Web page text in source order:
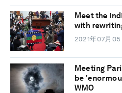
Meet the
with
2021年07月05
Meeting
be
WMO